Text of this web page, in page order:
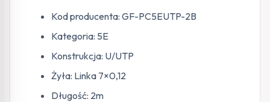
Kod producenta: GF-PC5EUTP-2B
Kategoria: 5E
Konstrukcja: U/UTP
Żyła: Linka 7×0,12
Długość: 2m